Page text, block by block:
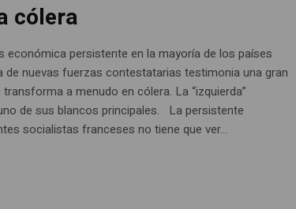
cólera
económica persistente en la mayoría de los países
de nuevas fuerzas contestatarias testimonia una gran
a menudo en cólera. La “izquierda”
de sus blancos principales. La persistente
socialistas franceses no tiene que ver...